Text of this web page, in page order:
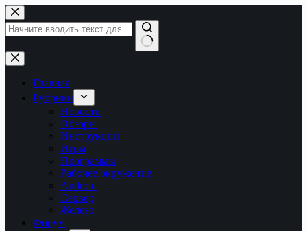
Перейти
к
сути
Ничего
не
найденоГлавная
Рубрики
Новости
Обзоры
Инструкции
Игры
Программы
Рабочее окружение
Android
Сервер
Железо
Форум